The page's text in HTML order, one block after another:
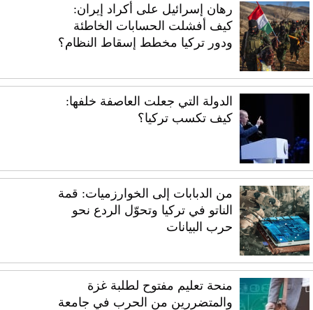
رهان إسرائيل على أكراد إيران:
كيف أفشلت الحسابات الخاطئة
ودور تركيا مخطط إسقاط النظام؟
الدولة التي جعلت العاصفة خلفها:
كيف تكسب تركيا؟
من الدبابات إلى الخوارزميات: قمة
الناتو في تركيا وتحوّل الردع نحو
حرب البيانات
منحة تعليم مفتوح لطلبة غزة
والمتضررين من الحرب في جامعة